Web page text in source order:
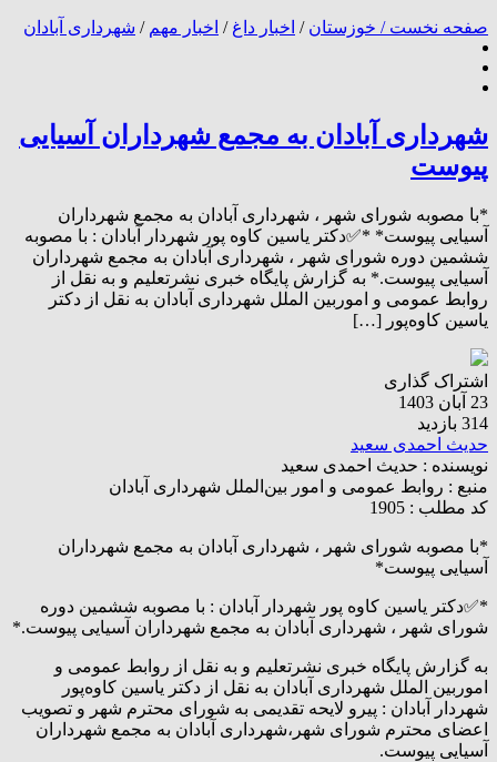
صفحه نخست / خوزستان / اخبار داغ / اخبار مهم / شهرداری آبادان
شهرداری آبادان به مجمع شهرداران آسیایی
پیوست
*با مصوبه شورای شهر ، شهرداری آبادان به مجمع شهرداران
آسیایی پیوست* *✅دکتر یاسین کاوه پور شهردار آبادان : با مصوبه
ششمین دوره شورای شهر ، شهرداری آبادان به مجمع شهرداران
آسیایی پیوست.* به گزارش پایگاه خبری نشرتعلیم و به نقل از
روابط عمومی و اموربین الملل شهرداری آبادان به نقل از دکتر
یاسین کاوه‌پور […]
اشتراک گذاری
23 آبان 1403
314 بازدید
حدیث احمدی سعید
نویسنده : حدیث احمدی سعید
منبع : روابط عمومی و امور بین‌الملل شهرداری آبادان
کد مطلب : 1905
*با مصوبه شورای شهر ، شهرداری آبادان به مجمع شهرداران
آسیایی پیوست*
*✅دکتر یاسین کاوه پور شهردار آبادان : با مصوبه ششمین دوره
شورای شهر ، شهرداری آبادان به مجمع شهرداران آسیایی پیوست.*
به گزارش پایگاه خبری نشرتعلیم و به نقل از روابط عمومی و
اموربین الملل شهرداری آبادان به نقل از دکتر یاسین کاوه‌پور
شهردار آبادان : پیرو لایحه تقدیمی به شورای محترم شهر و تصویب
اعضای محترم شورای شهر،شهرداری آبادان به مجمع شهرداران
آسیایی پیوست.